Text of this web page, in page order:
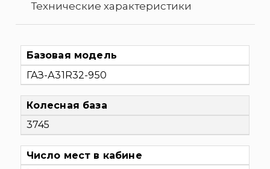
Технические характеристики
Базовая модель
ГАЗ-А31R32-950
Колесная база
3745
Число мест в кабине